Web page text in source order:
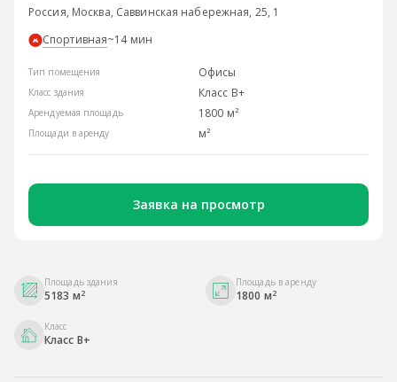
Россия, Москва, Саввинская набережная, 25, 1
Спортивная~14 мин
Тип помещения Офисы
Класс здания Класс B+
Арендуемая площадь 1800 м²
Площади в аренду м²
Заявка на просмотр
Площадь здания
5183 м2
Площадь в аренду
1800 м2
Класс
Класс B+